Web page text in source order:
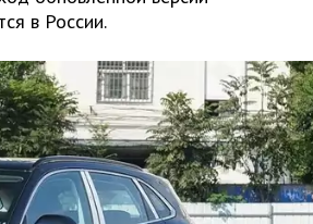
в России.